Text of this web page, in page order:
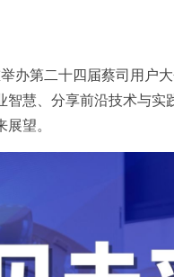
办第二十四届蔡司用户
慧、分享前沿技术与
望。